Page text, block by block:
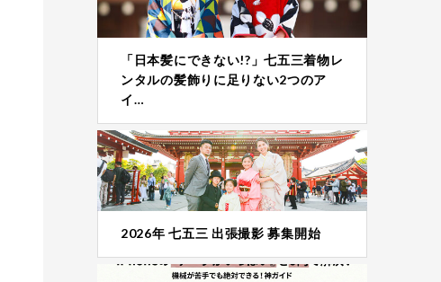
「日本髪にできない!?」七五三着物レ
ンタルの髪飾りに足りない2つのア
イ…
2026年 七五三 出張撮影 募集開始